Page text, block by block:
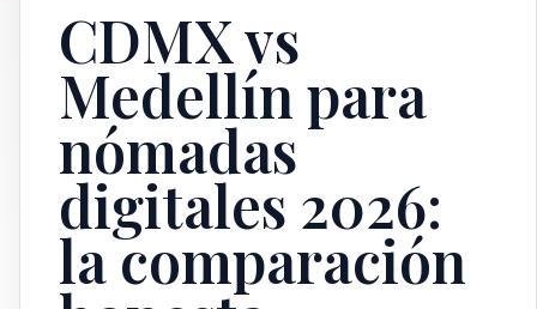
CDMX vs
Medellín para
nómadas
digitales 2026:
la comparación